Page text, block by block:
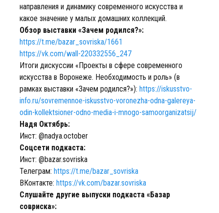
направления и динамику современного искусства и
какое значение у малых домашних коллекций.
Обзор выставки «Зачем родился?»:
https://t.me/bazar_sovriska/1661
https://vk.com/wall-220332556_247
Итоги дискуссии «Проекты в сфере современного
искусства в Воронеже. Необходимость и роль» (в
рамках выставки «Зачем родился?»): https://iskusstvo-
info.ru/sovremennoe-iskusstvo-voronezha-odna-galereya-
odin-kollektsioner-odno-media-i-mnogo-samoorganizatsij/
Надя Октябрь:
Инст: @nadya.october
Соцсети подкаста:
Инст: @bazar.sovriska
Телеграм: https://t.me/bazar_sovriska
ВКонтакте: https://vk.com/bazar.sovriska
Слушайте другие выпуски подкаста «Базар
совриска»: